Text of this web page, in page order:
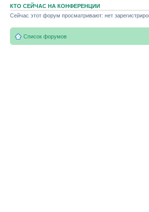
КТО СЕЙЧАС НА КОНФЕРЕНЦИИ
Сейчас этот форум просматривают: нет
Список форумов